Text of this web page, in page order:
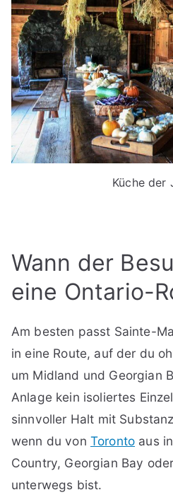
Küche der
Wann der
eine Ontario-
Am besten passt Sainte-
in eine Route, auf der du
um Midland und Georgian
Anlage kein isoliertes
sinnvoller Halt mit
wenn du von Toronto aus
Country, Georgian Bay
unterwegs bist.